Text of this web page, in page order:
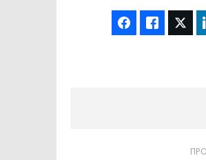
FacebookLike